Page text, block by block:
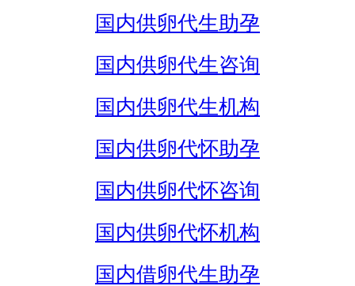
国内供卵代生助孕
国内供卵代生咨询
国内供卵代生机构
国内供卵代怀助孕
国内供卵代怀咨询
国内供卵代怀机构
国内借卵代生助孕